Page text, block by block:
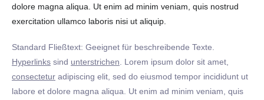
dolore magna aliqua. Ut enim ad minim veniam, quis nostrud
exercitation ullamco laboris nisi ut aliquip.
Standard Fließtext: Geeignet für beschreibende Texte.
Hyperlinks sind unterstrichen . Lorem ipsum dolor sit amet,
consectetur adipiscing elit, sed do eiusmod tempor incididunt ut
labore et dolore magna aliqua. Ut enim ad minim veniam, quis